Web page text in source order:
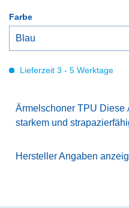
Farbe
Lieferzeit 3 - 5 Werktage
Ärmelschoner TPU Diese
starkem und
Hersteller Angaben